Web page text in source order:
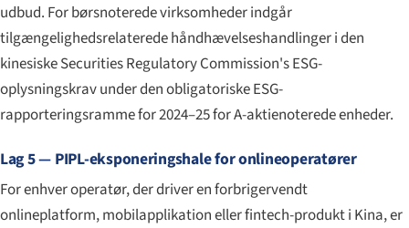
udbud. For børsnoterede virksomheder indgår
tilgængeligheds­relaterede håndhævelses­handlinger i den
kinesiske Securities Regulatory Commission's ESG-
oplysningskrav under den obligatoriske ESG-
rapporteringsramme for 2024–25 for A-aktienoterede enheder.
Lag 5 — PIPL-eksponeringshale for onlineoperatører
For enhver operatør, der driver en forbriger­vendt
onlineplatform, mobilapplikation eller fintech-produkt i Kina, er